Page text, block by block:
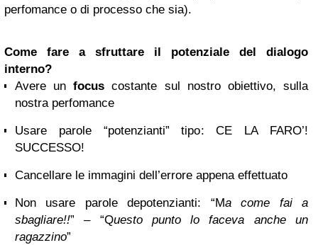
perfomance o di processo che sia).
Come fare a sfruttare il potenziale del dialogo
interno?
Avere unfocus costante sul nostro obiettivo, sulla
nostra perfomance
Usare parole “potenzianti” tipo: CE LA FARO’!
SUCCESSO!
Cancellare le immagini dell’errore appena effettuato
Non usare parole depotenzianti: “Ma come fai a
sbagliare!!” – “Questo punto lo faceva anche un
ragazzino”